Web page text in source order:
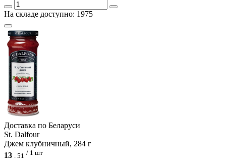
На складе доступно: 1975
Доcтавка по Беларуси
St. Dalfour
Джем клубничный, 284 г
13
51 / 1 шт